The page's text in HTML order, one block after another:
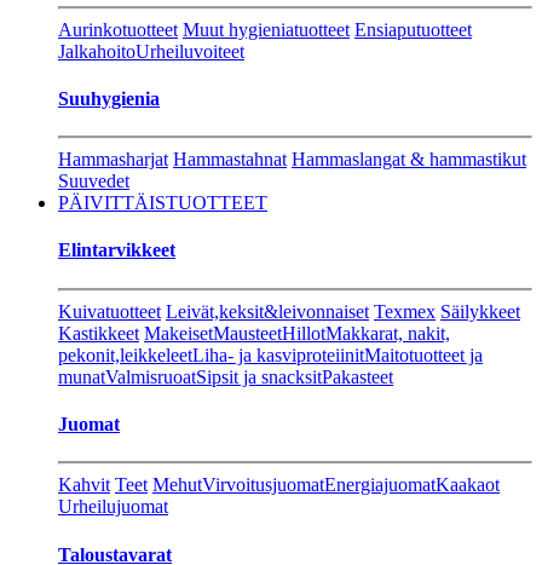
Aurinkotuotteet Muut hygieniatuotteet Ensiaputuotteet
JalkahoitoUrheiluvoiteet
Suuhygienia
Hammasharjat Hammastahnat Hammaslangat & hammastikut
Suuvedet
PÄIVITTÄISTUOTTEET
Elintarvikkeet
Kuivatuotteet Leivät,keksit&leivonnaiset Texmex Säilykkeet
Kastikkeet MakeisetMausteetHillotMakkarat, nakit,
pekonit,leikkeleetLiha- ja kasviproteiinitMaitotuotteet ja
munatValmisruoatSipsit ja snacksitPakasteet
Juomat
Kahvit Teet MehutVirvoitusjuomatEnergiajuomatKaakaot
Urheilujuomat
Taloustavarat